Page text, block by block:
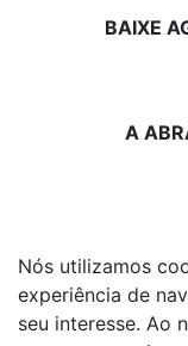
BAIXE
A
Nós utilizamos
experiência de
seu interesse. Ao